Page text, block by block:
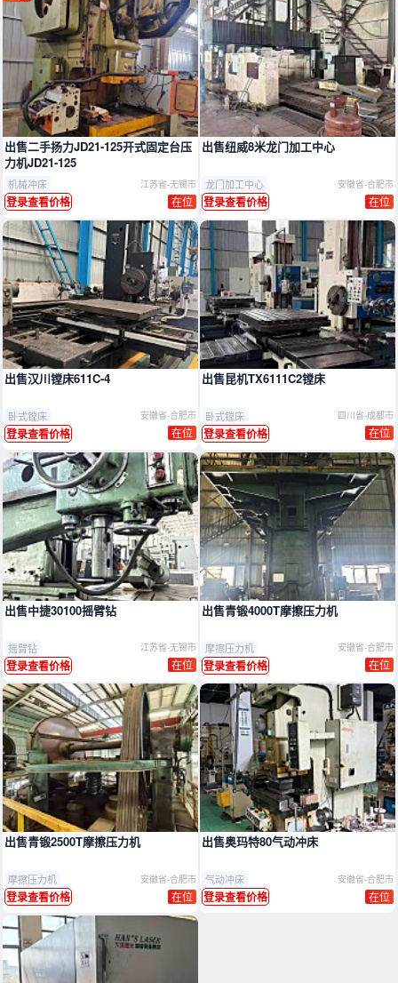
出售二手扬力JD21‑125开式固定台压
力机JD21‑125
机械冲床 江苏省-无锡市
登录查看价格 在位
出售纽威8米龙门加工中心
龙门加工中心 安徽省-合肥市
登录查看价格 在位
出售汉川镗床611C-4
卧式镗床 安徽省-合肥市
登录查看价格 在位
出售昆机TX6111C2镗床
卧式镗床 四川省-成都市
登录查看价格 在位
出售中捷30100摇臂钻
摇臂钻 江苏省-无锡市
登录查看价格 在位
出售青锻4000T摩擦压力机
摩擦压力机 安徽省-合肥市
登录查看价格 在位
出售青锻2500T摩擦压力机
摩擦压力机 安徽省-合肥市
登录查看价格 在位
出售奥玛特80气动冲床
气动冲床 安徽省-合肥市
登录查看价格 在位